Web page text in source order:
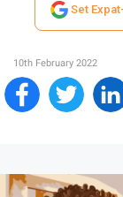
Set
10th February 2022